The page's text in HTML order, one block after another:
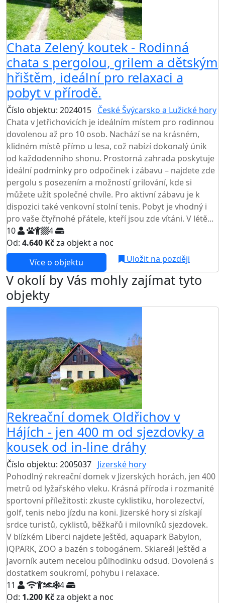
Chata Zelený koutek - Rodinná
chata s pergolou, grilem a dětským
hřištěm, ideální pro relaxaci a
pobyt v přírodě.
Číslo objektu: 2024015 České Švýcarsko a Lužické hory
Chata v Jetřichovicích je ideálním místem pro rodinnou
dovolenou až pro 10 osob. Nachází se na krásném,
klidném místě přímo u lesa, což nabízí dokonalý únik
od každodenního shonu. Prostorná zahrada poskytuje
ideální podmínky pro odpočinek i zábavu – najdete zde
pergolu s posezením a možností grilování, kde si
můžete užít společné chvíle. Pro aktivní zábavu je k
dispozici také venkovní stolní tenis. Pobyt je vhodný i
pro vaše čtyřnohé přátele, kteří jsou zde vítáni. V létě...
10
4
Od: 4.640 Kčza objekt a noc
Více o objektu
Uložit na později
V okolí by Vás mohly zajímat tyto
objekty
Rekreační domek Oldřichov v
Hájích - jen 400 m od sjezdovky a
kousek od in-line dráhy
Číslo objektu: 2005037 Jizerské hory
Pohodlný rekreační domek v Jizerských horách, jen 400
metrů od lyžařského vleku. Krásná příroda i rozmanité
sportovní příležitosti: zkuste cyklistiku, horolezectví,
golf, tenis nebo jízdu na koni. Jizerské hory si získají
srdce turistů, cyklistů, běžkařů i milovníků sjezdovek.
V blízkém Liberci najdete Ještěd, aquapark Babylon,
iQPARK, ZOO a bazén s tobogánem. Skiareál Ještěd a
Javorník autem necelou půlhodinku odsud. Dovolená s
dostatkem soukromí, pohybu i relaxace.
11
4
Od: 1.200 Kčza objekt a noc